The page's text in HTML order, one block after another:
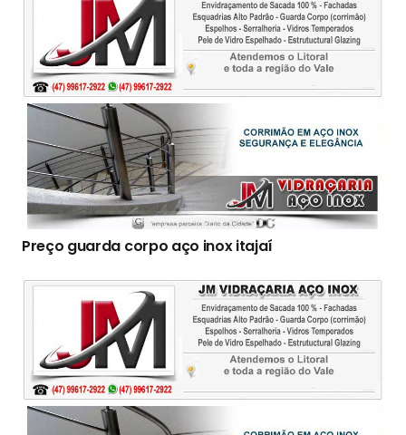
Preço guarda corpo aço inox itajaí